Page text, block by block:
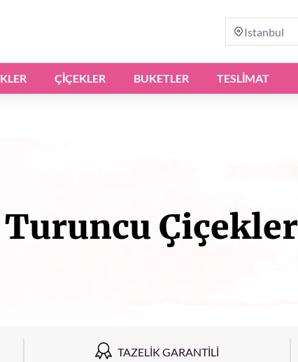
Istanbul
ÇIÇEKLER BUKETLER TESLİMAT
Turuncu
TAZELIK GARANTILI